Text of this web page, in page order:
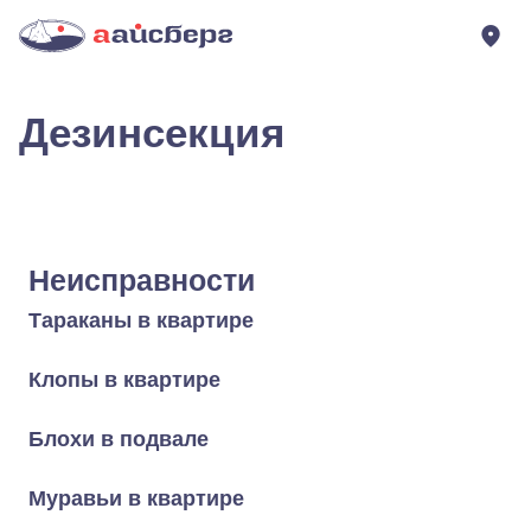
Дезинсекция
Неисправности
Тараканы в квартире
Клопы в квартире
Блохи в подвале
Муравьи в квартире